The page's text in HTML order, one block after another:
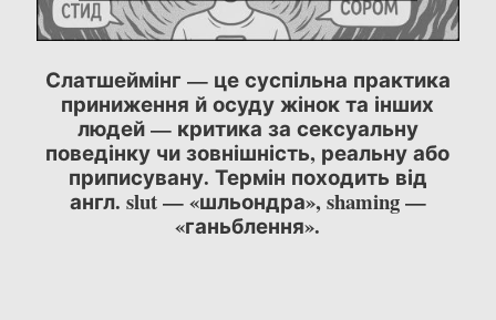
Слатшеймінг — це суспільна практика
приниження й осуду жінок та інших
людей — критика за сексуальну
поведінку чи зовнішність, реальну або
приписувану. Термін походить від
англ. slut — «шльондра», shaming —
«ганьблення».